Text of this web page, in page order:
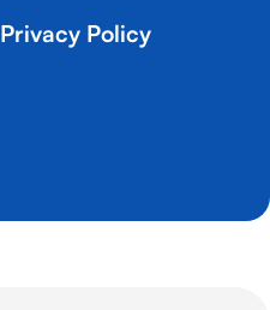
Privacy Policy